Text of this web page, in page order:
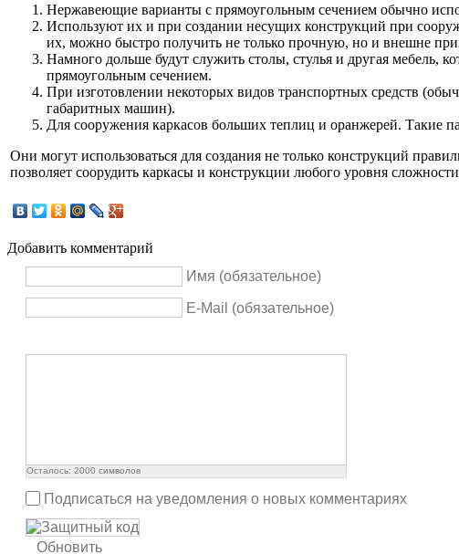
Нержавеющие варианты с прямоугольным сечением обычно
Используют их и при создании несущих конструкций при
их, можно быстро получить не только прочную, но и внешне
Намного дольше будут служить столы, стулья и другая мебель,
прямоугольным сечением.
При изготовлении некоторых видов транспортных средств
габаритных машин).
Для сооружения каркасов больших теплиц и оранжерей. Такие
Они могут использоваться для создания не только конструкций
позволяет соорудить каркасы и конструкции любого уровня
Добавить комментарий
Имя (обязательное)
E-Mail (обязательное)
Осталось: 2000 символов
Подписаться на уведомления о новых комментариях
Обновить